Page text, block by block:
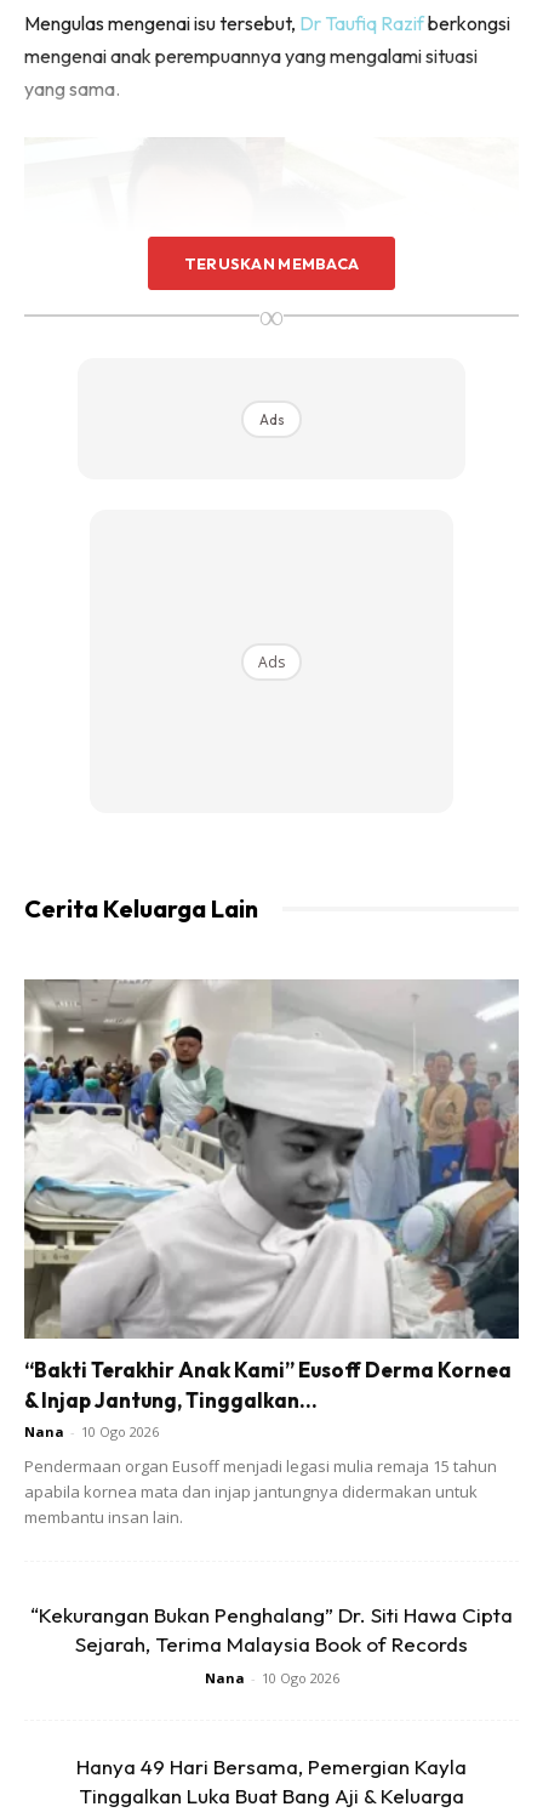
Mengulas mengenai isu tersebut, Dr Taufiq Razifberkongsi
mengenai anak perempuannya yang mengalami situasi
yang sama.
siling rumah. Tangisan dia masa tu memang dasyat!
Dengan mata bulat memandang ke atas memang buat
saya rasa tak sedap hati. Saya tahu tangisan bayi ni
kebanyakannya normal kecuali tangisan yang disertai :
– demam tinggi
– jadi taknak menyusu langsung
– muntah-muntah
– penafasan laju
– sawan
– perut kembung
– tak berak dan tak kencing
– cirit birit yang cair ataupun beserta darah
Kalau yang ni memang sebaiknya kena bawa bayi jumpa
TERUSKAN MEMBACA
∞
Ads
Ads
Cerita Keluarga Lain
“Bakti Terakhir Anak Kami” Eusoff Derma Kornea
& Injap Jantung, Tinggalkan...
Nana - 10 Ogo 2026
Pendermaan organ Eusoff menjadi legasi mulia remaja 15 tahun
apabila kornea mata dan injap jantungnya didermakan untuk
membantu insan lain.
“Kekurangan Bukan Penghalang” Dr. Siti Hawa Cipta
Sejarah, Terima Malaysia Book of Records
Nana - 10 Ogo 2026
Hanya 49 Hari Bersama, Pemergian Kayla
Tinggalkan Luka Buat Bang Aji & Keluarga